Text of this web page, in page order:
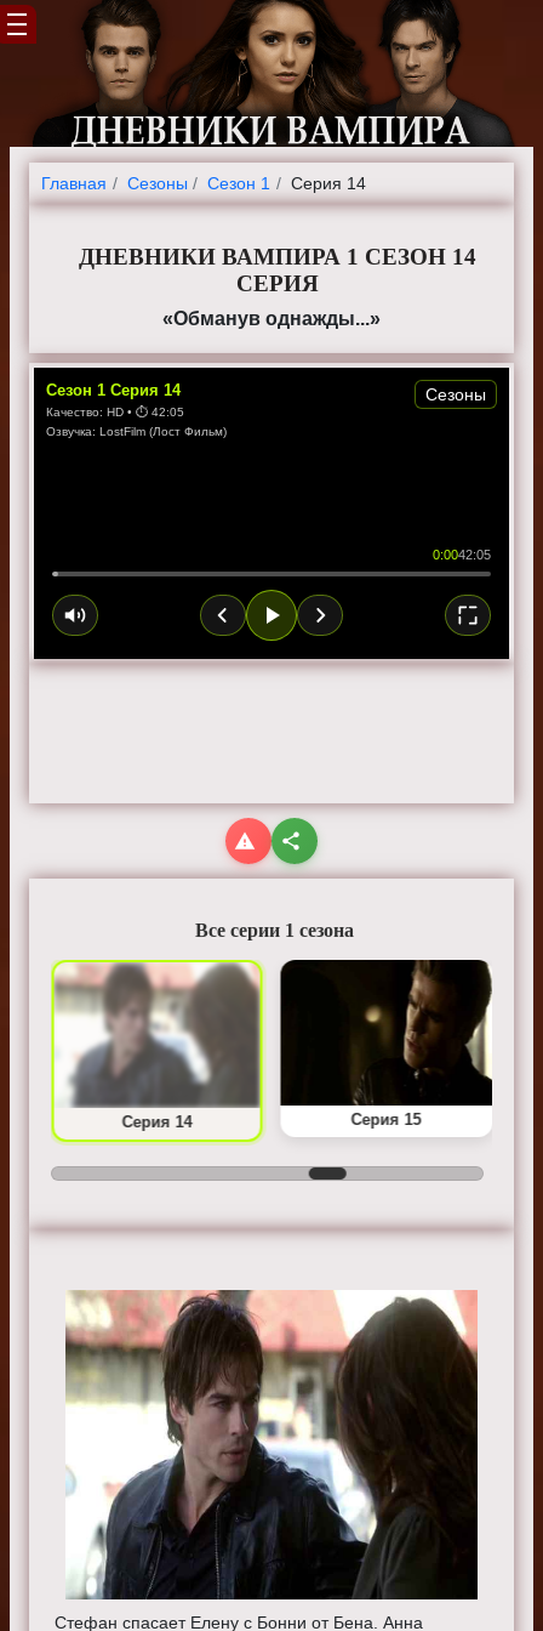
Главная Cезоны Сезон 1 Серия 14
ДНЕВНИКИ ВАМПИРА 1 СЕЗОН 14
СЕРИЯ
«Обманув однажды...»
Сезон 1 Серия 14
Качество: HD • ⏱ 42:05
Озвучка: LostFilm (Лост Фильм)
0:0042:05
Сезоны
Все серии 1 сезона
Серия 14 Серия 15
Стефан спасает Елену с Бонни от Бена. Анна